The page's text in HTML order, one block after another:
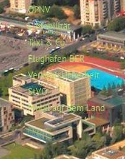
ÖPNV
E-Mobilität
Taxi & Co.
Flughafen BER
Verkehrssicherheit
StVO
Mobil auf dem Land